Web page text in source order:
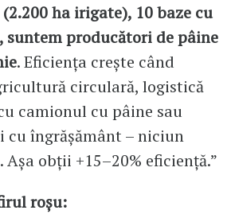
ha irigate), 10 baze cu
suntem producători de pâine
. Eficiența crește când
circulară, logistică
camionul cu pâine sau
îngrășământ – niciun
obții +15–20% eficiență.”
roșu: